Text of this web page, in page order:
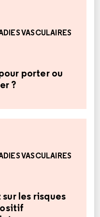
VASCULAIRES
porter ou
?
VASCULAIRES
les risques